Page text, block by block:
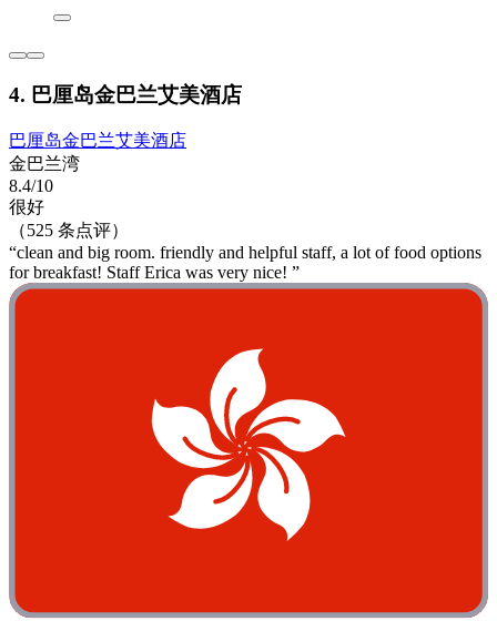
4. 巴厘岛金巴兰艾美酒店
巴厘岛金巴兰艾美酒店
金巴兰湾
8.4/10
很好
（525 条点评）
“clean and big room. friendly and helpful staff, a lot of food options
for breakfast! Staff Erica was very nice! ”